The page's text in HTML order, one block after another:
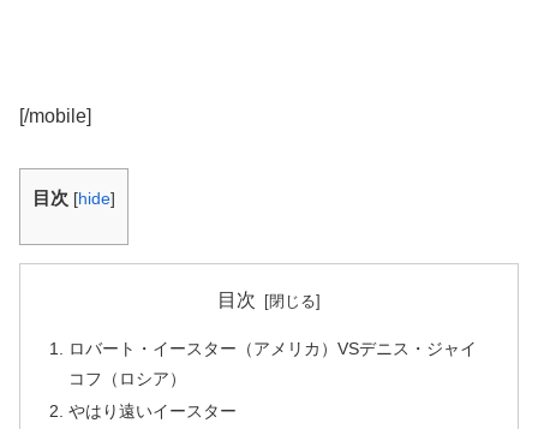
[/mobile]
目次 [hide]
目次
ロバート・イースター（アメリカ）VSデニス・ジャイ
コフ（ロシア）
やはり遠いイースター